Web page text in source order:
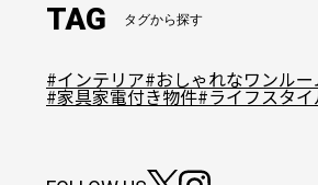
TAG タグから探す
#インテリア#おしゃれなワンルー
#家具家電付き物件#ライフスタ